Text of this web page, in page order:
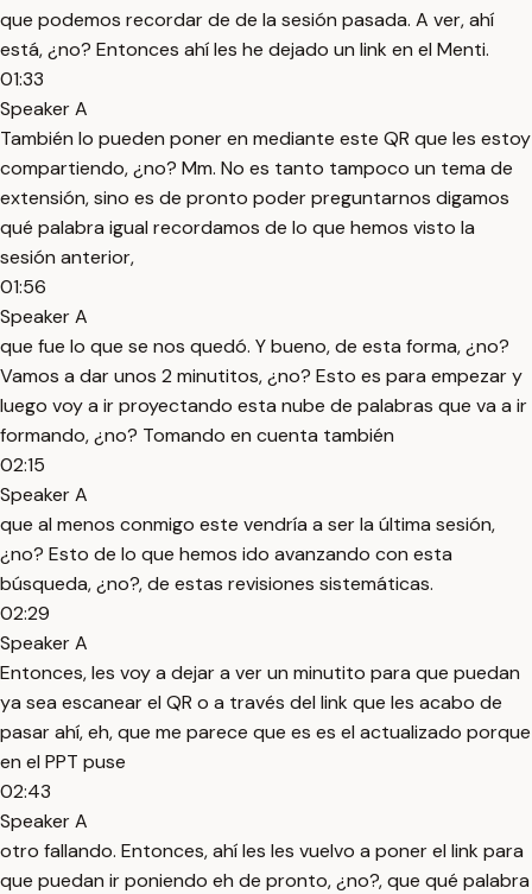
que podemos recordar de de la sesión pasada. A ver, ahí
está, ¿no? Entonces ahí les he dejado un link en el Menti.
01:33
Speaker A
También lo pueden poner en mediante este QR que les estoy
compartiendo, ¿no? Mm. No es tanto tampoco un tema de
extensión, sino es de pronto poder preguntarnos digamos
qué palabra igual recordamos de lo que hemos visto la
sesión anterior,
01:56
Speaker A
que fue lo que se nos quedó. Y bueno, de esta forma, ¿no?
Vamos a dar unos 2 minutitos, ¿no? Esto es para empezar y
luego voy a ir proyectando esta nube de palabras que va a ir
formando, ¿no? Tomando en cuenta también
02:15
Speaker A
que al menos conmigo este vendría a ser la última sesión,
¿no? Esto de lo que hemos ido avanzando con esta
búsqueda, ¿no?, de estas revisiones sistemáticas.
02:29
Speaker A
Entonces, les voy a dejar a ver un minutito para que puedan
ya sea escanear el QR o a través del link que les acabo de
pasar ahí, eh, que me parece que es es el actualizado porque
en el PPT puse
02:43
Speaker A
otro fallando. Entonces, ahí les les vuelvo a poner el link para
que puedan ir poniendo eh de pronto, ¿no?, que qué palabra